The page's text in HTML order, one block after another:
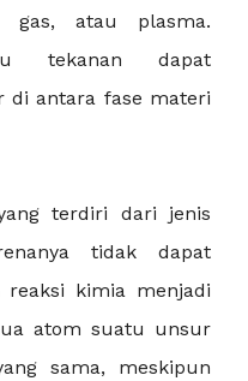
gas, atau plasma.
tekanan dapat
di antara fase materi
terdiri dari jenis
tidak dapat
kimia menjadi
atom suatu unsur
sama, meskipun